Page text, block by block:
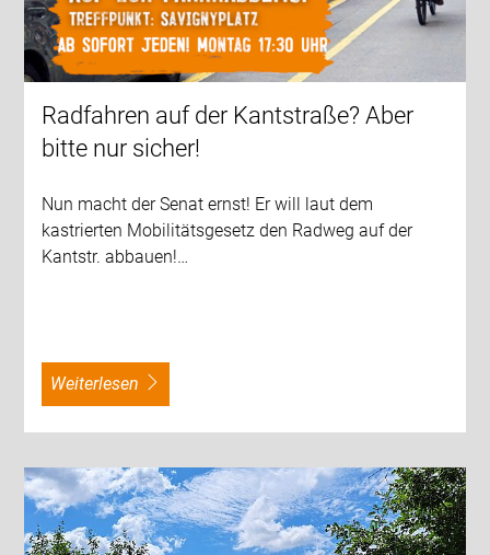
Radfahren auf der Kantstraße? Aber
bitte nur sicher!
Nun macht der Senat ernst! Er will laut dem
kastrierten Mobilitätsgesetz den Radweg auf der
Kantstr. abbauen!…
weiterlesen